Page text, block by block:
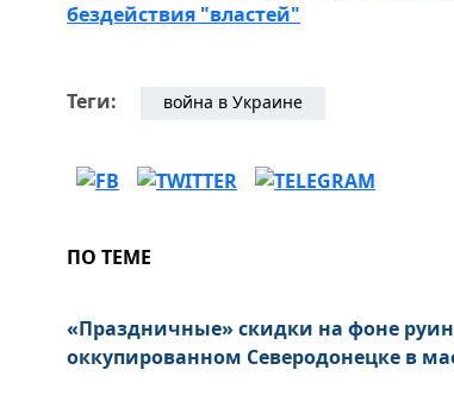
бездействия "властей"
Теги: война в Украине
ПО ТЕМЕ
«Праздничные» скидки на фоне
оккупированном Северодонецке в